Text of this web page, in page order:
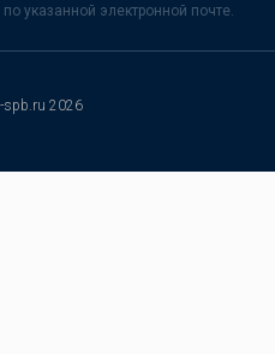
указанной электронной почте.
2026